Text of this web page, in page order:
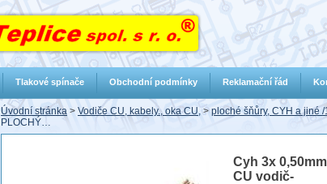
Úvodní stránka > Vodiče CU, kabely., oka CU,>ploché šňůry, CYH a jiné /
PLOCHÝ…
Cyh 3x
CU vodič-
Tlakové spínače Obchodní podmínky Reklamační řád